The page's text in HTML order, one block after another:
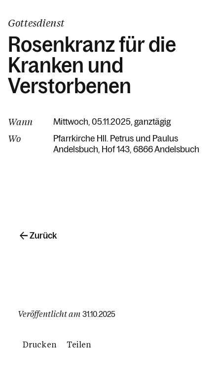
Gottesdienst
Rosenkranz für die
Kranken und
Verstorbenen
Wann Mittwoch, 05.11.2025, ganztägig
Wo
Pfarrkirche Hll. Petrus und Paulus
Andelsbuch Hof 143 6866 Andelsbuch
Veröffentlicht am 31.10.2025
Drucken Teilen
Zurück